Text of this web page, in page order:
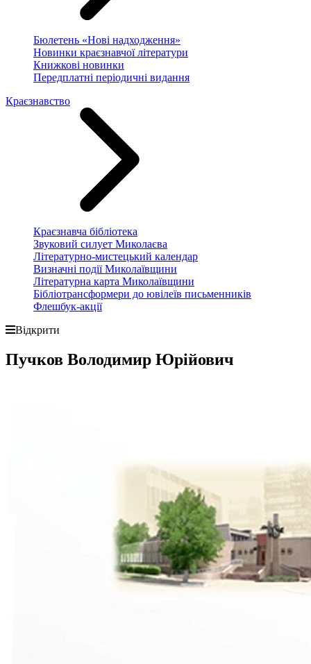
Бюлетень «Нові надходження»
Новинки краєзнавчої літератури
Книжкові новинки
Передплатні періодичні видання
Краєзнавство
Краєзнавча бібліотека
Звуковий силует Миколаєва
Літературно-мистецький календар
Визначні події Миколаївщини
Літературна карта Миколаївщини
Бібліотрансформери до ювілеїв письменників
Флешбук-акції
Відкрити
Пучков Володимир Юрійович